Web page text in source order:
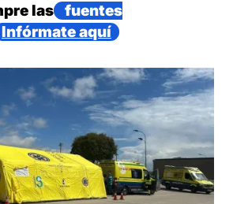
las
fuentes
Infórmate aquí